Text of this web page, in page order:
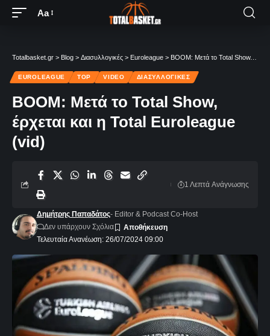
Aa
Totalbasket.gr > Blog > Διασυλλογικές > Euroleague > BOOM: Μετά το Total Show, έρχεται και η Total Euroleague (vid)
EUROLEAGUE TOP VIDEO ΔΙΑΣΥΛΛΟΓΙΚΈΣ
BOOM: Μετά το Total Show,
έρχεται και η Total Euroleague
(vid)
Τελευταία Ανανέωση: 26/07/2024 09:00
Δημήτρης Παπαδάτος- Editor & Podcast Co-Host
Δεν υπάρχουν Σχόλια
1 Λεπτά Aνάγνωσης